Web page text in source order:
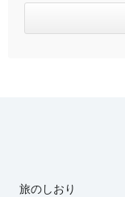
旅のしおり